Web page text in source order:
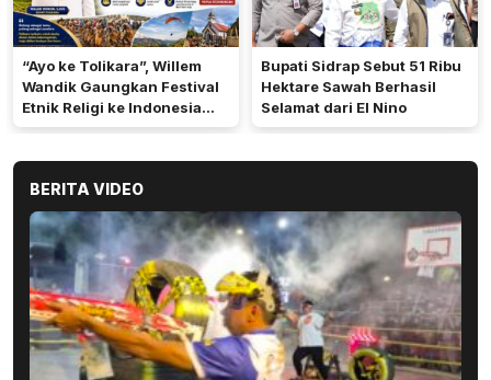
“Ayo ke Tolikara”, Willem
Wandik Gaungkan Festival
Etnik Religi ke Indonesia
dan Dunia
Bupati Sidrap Sebut 51 Ribu
Hektare Sawah Berhasil
Selamat dari El Nino
BERITA VIDEO